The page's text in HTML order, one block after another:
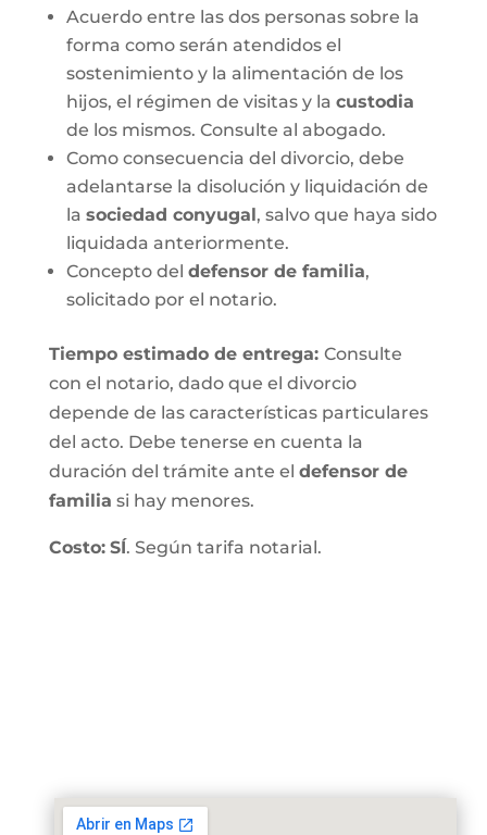
Acuerdo entre las dos personas sobre la
forma como serán atendidos el
sostenimiento y la alimentación de los
hijos, el régimen de visitas y la custodia
de los mismos. Consulte al abogado.
Como consecuencia del divorcio, debe
adelantarse la disolución y liquidación de
la sociedad conyugal, salvo que haya sido
liquidada anteriormente.
Concepto del defensor de familia,
solicitado por el notario.
Tiempo estimado de entrega: Consulte
con el notario, dado que el divorcio
depende de las características particulares
del acto. Debe tenerse en cuenta la
duración del trámite ante el defensor de
familia si hay menores.
Costo: SÍ. Según tarifa notarial.